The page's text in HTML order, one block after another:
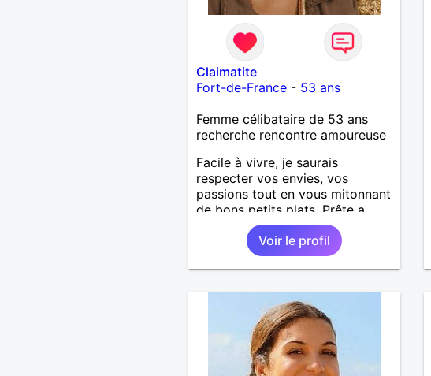
Claimatite
Fort-de-France- 53 ans
Femme célibataire de 53 ans
recherche rencontre amoureuse
Facile à vivre, je saurais
respecter vos envies, vos
passions tout en vous mitonnant
de bons petits plats. Prête a
vivre auprès d'un homme franc,
sincère généreux et affectueux...
Voir le profil